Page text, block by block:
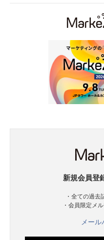
新規会員登
・全ての過
・会員限定メ
メー